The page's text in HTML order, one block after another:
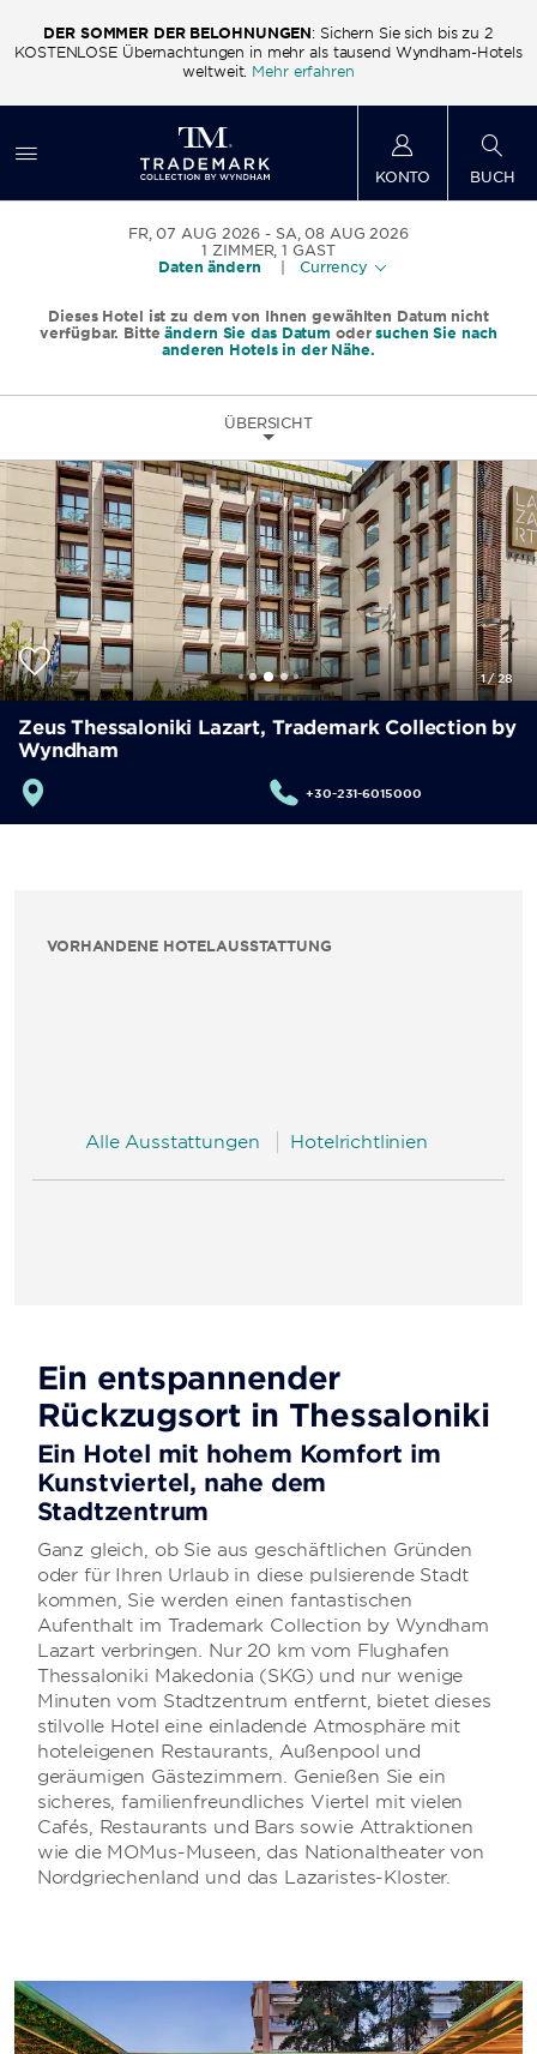
DER SOMMER DER BELOHNUNGEN: Sichern Sie sich bis zu 2
KOSTENLOSE Übernachtungen in mehr als tausend Wyndham-Hotels
weltweit. Mehr erfahren
KONTO BUCH
FR, 07 AUG 2026
SA, 08 AUG 2026
1 ZIMMER,1 GAST
Daten ändern
Currency
Dieses Hotel ist zu dem von Ihnen gewählten Datum nicht
verfügbar. Bitteändern Sie das Datum odersuchen Sie nach
anderen Hotels in der Nähe.
ÜBERSICHT
1/28
Zeus Thessaloniki Lazart, Trademark Collection by
Wyndham
+30-231-6015000
VORHANDENE HOTELAUSSTATTUNG
Alle Ausstattungen Hotelrichtlinien
Ein entspannender
Rückzugsort in Thessaloniki
Ein Hotel mit hohem Komfort im
Kunstviertel, nahe dem
Stadtzentrum
Ganz gleich, ob Sie aus geschäftlichen Gründen
oder für Ihren Urlaub in diese pulsierende Stadt
kommen, Sie werden einen fantastischen
Aufenthalt im Trademark Collection by Wyndham
Lazart verbringen. Nur 20 km vom Flughafen
Thessaloniki Makedonia (SKG) und nur wenige
Minuten vom Stadtzentrum entfernt, bietet dieses
stilvolle Hotel eine einladende Atmosphäre mit
hoteleigenen Restaurants, Außenpool und
geräumigen Gästezimmern. Genießen Sie ein
sicheres, familienfreundliches Viertel mit vielen
Cafés, Restaurants und Bars sowie Attraktionen
wie die MOMus-Museen, das Nationaltheater von
Nordgriechenland und das Lazaristes-Kloster.